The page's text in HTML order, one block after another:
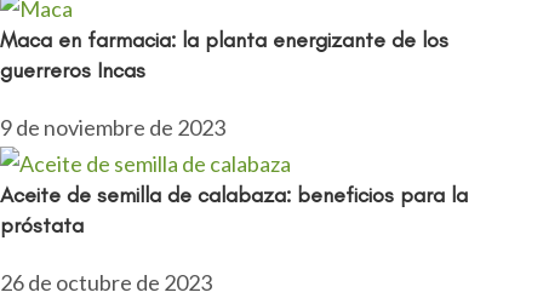
Maca en farmacia: la planta energizante de los
guerreros Incas
9 de noviembre de 2023
Aceite de semilla de calabaza: beneficios para la
próstata
26 de octubre de 2023